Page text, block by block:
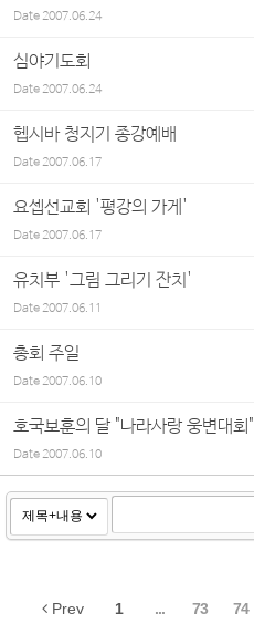
Date2007.06.24
심야기도회
Date2007.06.24
헵시바 청지기 종강예배
Date2007.06.17
요셉선교회 '평강의 가게'
Date2007.06.17
유치부 '그림 그리기 잔치'
Date2007.06.11
총회 주일
Date2007.06.10
호국보훈의 달 "나라사랑 웅변대회"
Date2007.06.10
Prev 1 ... 73 74